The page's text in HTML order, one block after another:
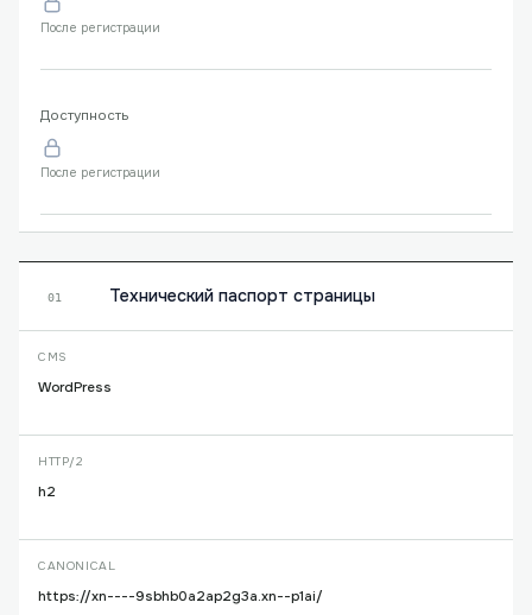
После регистрации
Доступность
После регистрации
01 Технический паспорт страницы
CMS
WordPress
HTTP/2
h2
CANONICAL
https://xn----9sbhb0a2ap2g3a.xn--p1ai/